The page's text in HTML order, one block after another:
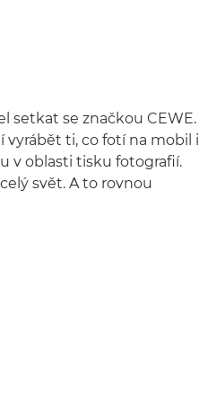
setkat se značkou CEWE.
vyrábět ti, co fotí na mobil i
v oblasti tisku fotografií.
svět. A to rovnou